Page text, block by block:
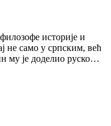
историје и
не само у српским, већ
му је доделио руско…